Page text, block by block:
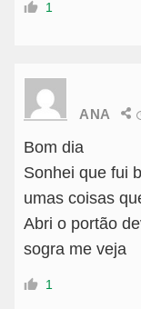
1
ANA
Bom dia
Sonhei que fui
umas coisas
Abri o portão
sogra me veja
1